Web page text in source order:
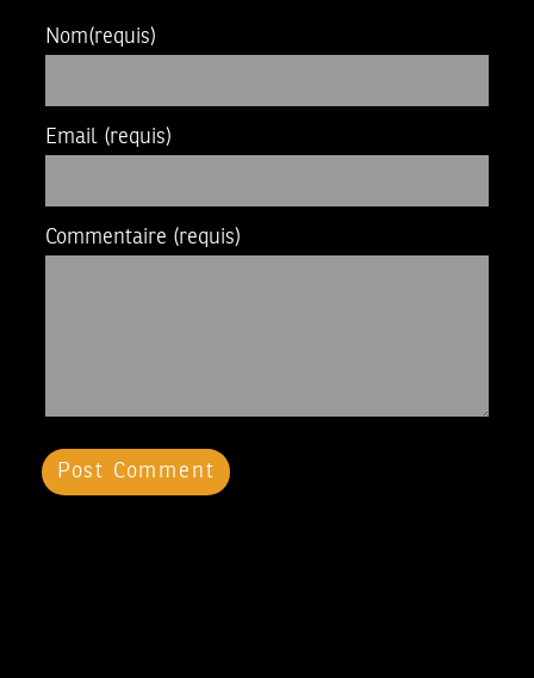
Nom(requis)
Email (requis)
Commentaire (requis)